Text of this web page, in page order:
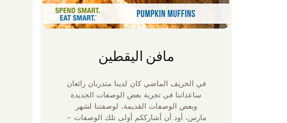
مافن اليقطين
في الخريف الماضي كان لدينا متدربان رائعان
ساعداننا في تجربة بعض الوصفات الجديدة
وبعض الوصفات القديمة. لوصفتنا لشهر
مارس، أود أن أشارككم أولى تلك الوصفات –